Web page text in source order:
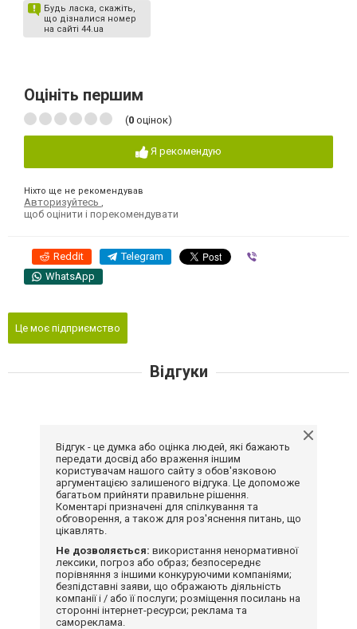
Будь ласка, скажіть,
що дізналися номер
на сайті 44.ua
Оцініть першим
(0 оцінок)
Я рекомендую
Ніхто ще не рекомендував
Авторизуйтесь
щоб оцінити і порекомендувати
Reddit Telegram
WhatsApp
Це моє підприємство
Відгуки
Відгук - це думка або оцінка людей, які бажають
передати досвід або враження іншим
користувачам нашого сайту з обов'язковою
аргументацією залишеного відгука. Це допоможе
багатьом прийняти правильне рішення.
Коментарі призначені для спілкування та
обговорення, а також для роз'яснення питань, що
цікавлять.
Не дозволяється: використання ненормативної
лексики, погроз або образ; безпосереднє
порівняння з іншими конкуруючими компаніями;
безпідставні заяви, що ображають діяльність
компанії і / або її послуги; розміщення посилань на
сторонні інтернет-ресурси; реклама та
самореклама.